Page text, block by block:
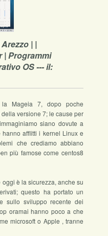
| |
| Programmi
OS --- il:
Mageia 7, dopo poche
versione 7; le cause per
siano dovute a
afflitti i kernel Linux e
che crediamo abbiano
più famose come centos8
è la sicurezza, anche su
questo ha portato un
sullo sviluppo recente dei
oramai hanno poco a che
microsoft o Apple , tranne